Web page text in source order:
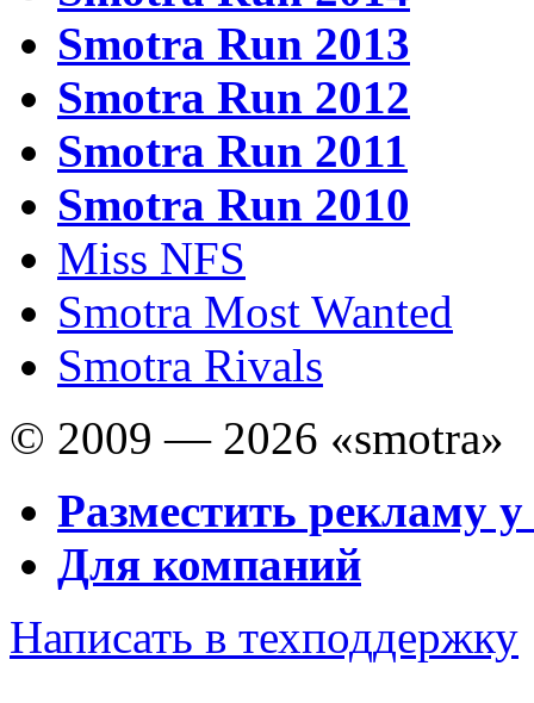
Smotra Run 2013
Smotra Run 2012
Smotra Run 2011
Smotra Run 2010
Miss NFS
Smotra Most Wanted
Smotra Rivals
© 2009 — 2026 «smotra»
Разместить рекламу у
Для компаний
Написать в техподдержку